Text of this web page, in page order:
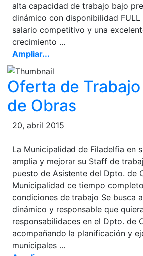
alta capacidad de trabajo bajo
dinámico con disponibilidad FULL
salario competitivo y una
crecimiento ...
Ampliar...
Oferta de Trabajo
de Obras
20, abril 2015
La Municipalidad de Filadelfia en
amplia y mejorar su Staff de
puesto de Asistente del Dpto. de
Municipalidad de tiempo
condiciones de trabajo Se busca
dinámico y responsable que
responsabilidades en el Dpto. de
acompañando la planificación y
municipales ...